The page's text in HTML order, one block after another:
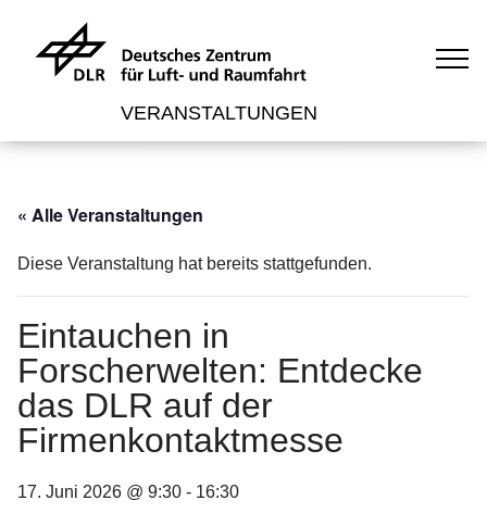
VERANSTALTUNGEN
« Alle Veranstaltungen
Diese Veranstaltung hat bereits stattgefunden.
Eintauchen in
Forscherwelten: Entdecke
das DLR auf der
Firmenkontaktmesse
17. Juni 2026 @ 9:30 - 16:30